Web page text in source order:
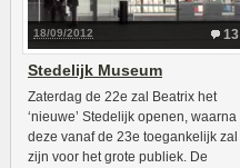
13
18/09/2012
Stedelijk Museum
Zaterdag de 22e zal Beatrix het
‘nieuwe’ Stedelijk openen, waarna
deze vanaf de 23e toegankelijk zal
zijn voor het grote publiek. De